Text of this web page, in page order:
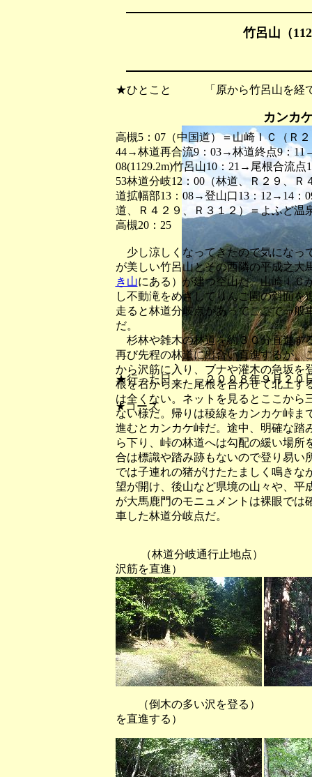
竹呂山（
★ひとこと 「原から竹呂山を経て
カンカ
★行った日 ２００８年９月２
★コース
高槻5：07（中国道）＝山崎ＩＣ（Ｒ
44→林道再合流9：03→林道終点9：
08(1129.2m)竹呂山10：21→尾根合流
53林道分岐12：00（林道、Ｒ２９、
道拡幅部13：08→登山口13：12→14：
道、Ｒ４２９、Ｒ３１２）＝よふど温
高槻20：25
少し涼しくなってきたので気になっ
が美しい竹呂山とその西隣の平成之大
き山にある）が建つ空山だ。山崎ＩＣ
し不動滝をめざしてりんご園の斜面
走ると林道分岐点があってここで一般
だ。
杉林や雑木の林道を約３０分直進す
再び先程の林道に出合い直進するが、
から沢筋に入り、ブナや灌木の急坂を
根を右から来た尾根を合わせて北上す
は全くない。ネットを見るとここから
ない様だ。帰りは稜線をカンカケ峠ま
進むとカンカケ峠だ。途中、明確な踏
ら下り、峠の林道へは勾配の緩い場
合は標識や踏み跡もないので登り易い
では子連れの猪がけたたましく鳴きな
望が開け、後山など県境の山々や、平
が大馬鹿門のモニュメントは裸眼では
車した林道分岐点だ。
（林道分岐通行止地点） （
沢筋を直進）
（倒木の多い沢を登る） （
を直進する）